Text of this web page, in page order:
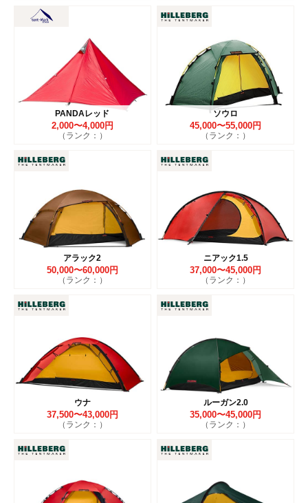
PANDAレッド
2,000〜4,000円
（ランク：）
ソウロ
45,000〜55,000円
（ランク：）
アラック2
50,000〜60,000円
（ランク：）
ニアック1.5
37,000〜45,000円
（ランク：）
ウナ
37,500〜43,000円
（ランク：）
ルーガン2.0
35,000〜45,000円
（ランク：）